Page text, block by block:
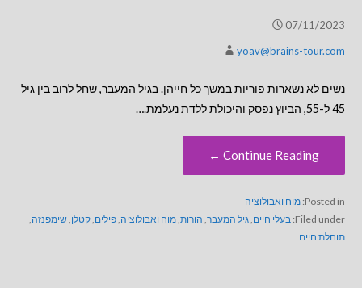
07/11/2023
yoav@brains-tour.com
נשים לא נשארות פוריות במשך כל חייהן. בגיל המעבר, שחל לרוב בין גיל
45 ל-55, הביוץ נפסק והיכולת ללדת נעלמת.…
Continue Reading ←
Posted in: מוח ואבולוציה
Filed under: בעלי חיים גיל המעבר, הורות, מוח ואבולוציה פילים קטלן שימפנזה
תוחלת חיים